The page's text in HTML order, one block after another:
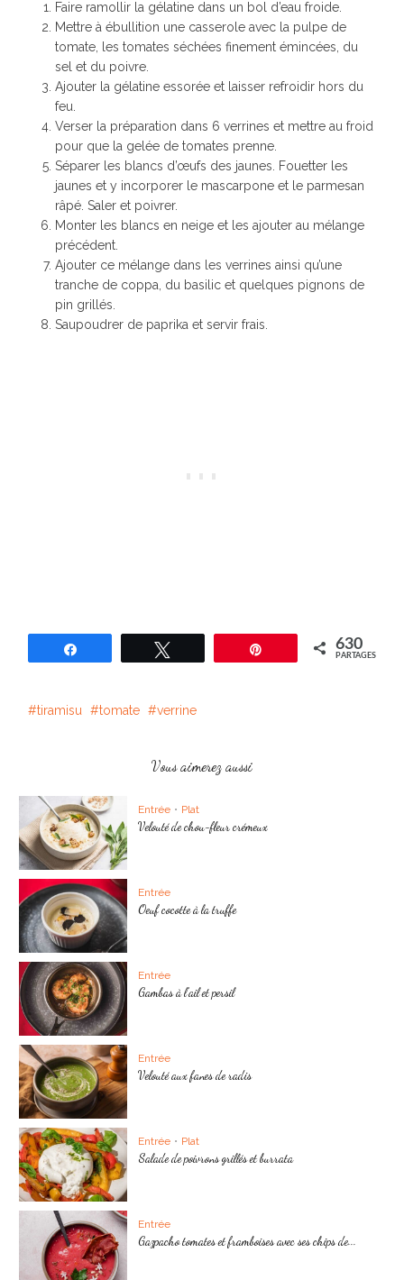
Faire ramollir la gélatine dans un bol d’eau froide.
Mettre à ébullition une casserole avec la pulpe de
tomate, les tomates séchées finement émincées, du
sel et du poivre.
Ajouter la gélatine essorée et laisser refroidir hors du
feu.
Verser la préparation dans 6 verrines et mettre au froid
pour que la gelée de tomates prenne.
Séparer les blancs d’œufs des jaunes. Fouetter les
jaunes et y incorporer le mascarpone et le parmesan
râpé. Saler et poivrer.
Monter les blancs en neige et les ajouter au mélange
précédent.
Ajouter ce mélange dans les verrines ainsi qu’une
tranche de coppa, du basilic et quelques pignons de
pin grillés.
Saupoudrer de paprika et servir frais.
Épingle 630
PARTAGES
tiramisu tomate verrine
Vous aimerez aussi
Entrée • Plat
Velouté de chou-fleur crémeux
Entrée
Oeuf cocotte à la truffe
Entrée
Gambas à l’ail et persil
Entrée
Velouté aux fanes de radis
Entrée • Plat
Salade de poivrons grillés et burrata
Entrée
Gazpacho tomates et framboises avec ses chips de...